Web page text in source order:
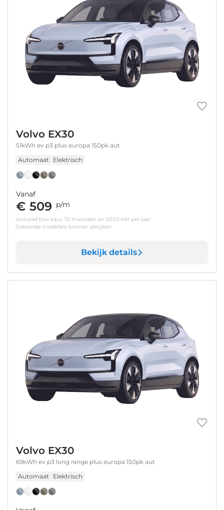
Volvo EX30
51kWh ev p3 plus europa 150pk aut
Automaat
Elektrisch
Vanaf
€ 509 p/m
inclusief btw o.b.v. 72 maanden en 5000 KM per jaar.
Getoonde modellen kunnen afwijken
Bekijk details
Volvo EX30
69kWh ev p3 long range plus europa 150pk aut
Automaat
Elektrisch